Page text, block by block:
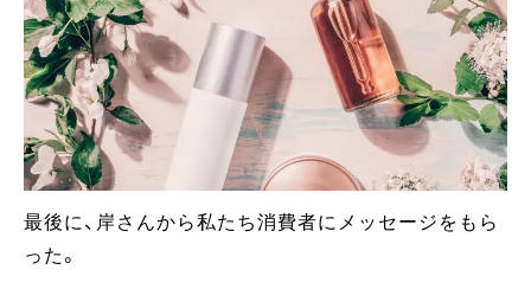
最後に、岸さんから私たち消費者にメッセージをもら
った。